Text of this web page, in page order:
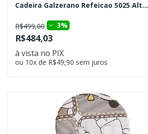
Cadeira Galzerano Refeicao 5025 Alt...
R$499,00 3%
R$484,03
à vista no PIX
ou 10x de R$49,90 sem juros